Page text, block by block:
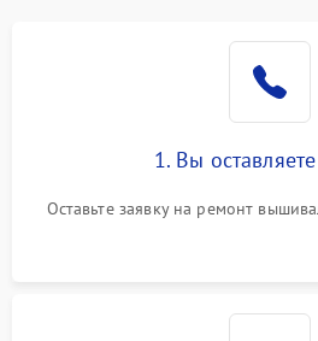
1. Вы
Оставьте заявку на ремонт